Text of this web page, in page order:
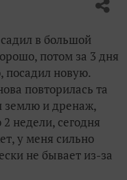
в большой
потом за 3 дня
посадил новую.
повторилась та
землю и дренаж,
недели, сегодня
у меня сильно
не бывает из-за